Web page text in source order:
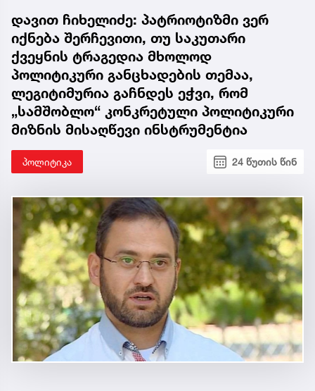
დავით ჩიხელიძე: პატრიოტიზმი ვერ
იქნება შერჩევითი, თუ საკუთარი
ქვეყნის ტრაგედია მხოლოდ
პოლიტიკური განცხადების თემაა,
ლეგიტიმურია გაჩნდეს ეჭვი, რომ
„სამშობლო“ კონკრეტული პოლიტიკური
მიზნის მისაღწევი ინსტრუმენტია
პოლიტიკა 24 წუთის წინ